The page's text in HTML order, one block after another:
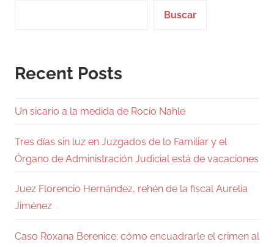
Buscar
Recent Posts
Un sicario a la medida de Rocío Nahle
Tres días sin luz en Juzgados de lo Familiar y el
Órgano de Administración Judicial está de vacaciones
Juez Florencio Hernández, rehén de la fiscal Aurelia
Jiménez
Caso Roxana Berenice: cómo encuadrarle el crimen al